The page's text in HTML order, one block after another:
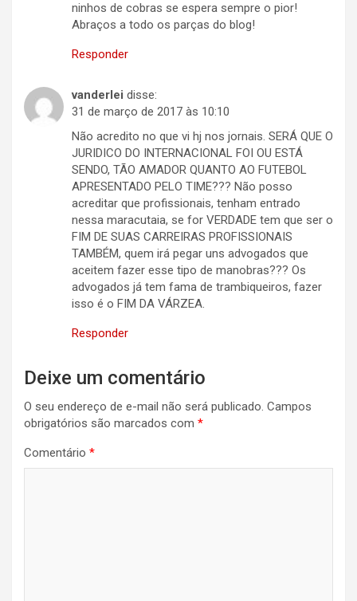
ninhos de cobras se espera sempre o pior!
Abraços a todo os parças do blog!
Responder
vanderlei disse:
31 de março de 2017 às 10:10
Não acredito no que vi hj nos jornais. SERÁ QUE O
JURIDICO DO INTERNACIONAL FOI OU ESTÁ
SENDO, TÃO AMADOR QUANTO AO FUTEBOL
APRESENTADO PELO TIME??? Não posso
acreditar que profissionais, tenham entrado
nessa maracutaia, se for VERDADE tem que ser o
FIM DE SUAS CARREIRAS PROFISSIONAIS
TAMBÉM, quem irá pegar uns advogados que
aceitem fazer esse tipo de manobras??? Os
advogados já tem fama de trambiqueiros, fazer
isso é o FIM DA VÁRZEA.
Responder
Deixe um comentário
O seu endereço de e-mail não será publicado. Campos
obrigatórios são marcados com *
Comentário *